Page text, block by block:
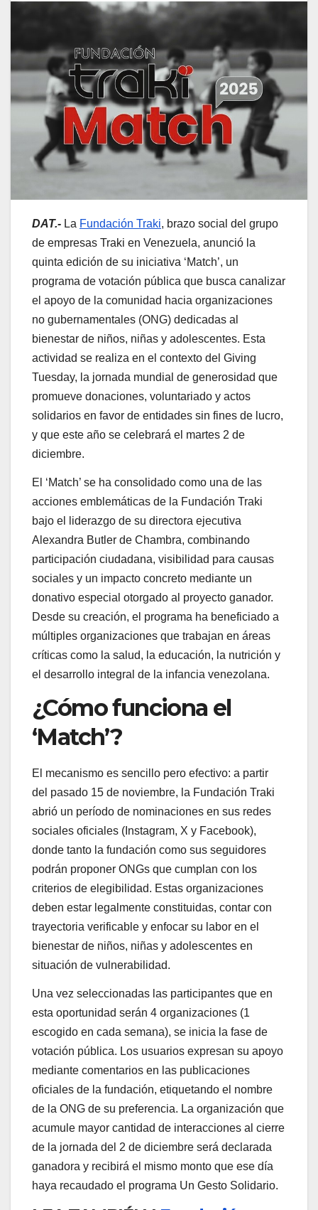
DAT.- La Fundación Traki, brazo social del grupo
de empresas Traki en Venezuela, anunció la
quinta edición de su iniciativa ‘Match’, un
programa de votación pública que busca canalizar
el apoyo de la comunidad hacia organizaciones
no gubernamentales (ONG) dedicadas al
bienestar de niños, niñas y adolescentes. Esta
actividad se realiza en el contexto del Giving
Tuesday, la jornada mundial de generosidad que
promueve donaciones, voluntariado y actos
solidarios en favor de entidades sin fines de lucro,
y que este año se celebrará el martes 2 de
diciembre.
El ‘Match’ se ha consolidado como una de las
acciones emblemáticas de la Fundación Traki
bajo el liderazgo de su directora ejecutiva
Alexandra Butler de Chambra, combinando
participación ciudadana, visibilidad para causas
sociales y un impacto concreto mediante un
donativo especial otorgado al proyecto ganador.
Desde su creación, el programa ha beneficiado a
múltiples organizaciones que trabajan en áreas
críticas como la salud, la educación, la nutrición y
el desarrollo integral de la infancia venezolana.
¿Cómo funciona el
‘Match’?
El mecanismo es sencillo pero efectivo: a partir
del pasado 15 de noviembre, la Fundación Traki
abrió un período de nominaciones en sus redes
sociales oficiales (Instagram, X y Facebook),
donde tanto la fundación como sus seguidores
podrán proponer ONGs que cumplan con los
criterios de elegibilidad. Estas organizaciones
deben estar legalmente constituidas, contar con
trayectoria verificable y enfocar su labor en el
bienestar de niños, niñas y adolescentes en
situación de vulnerabilidad.
Una vez seleccionadas las participantes que en
esta oportunidad serán 4 organizaciones (1
escogido en cada semana), se inicia la fase de
votación pública. Los usuarios expresan su apoyo
mediante comentarios en las publicaciones
oficiales de la fundación, etiquetando el nombre
de la ONG de su preferencia. La organización que
acumule mayor cantidad de interacciones al cierre
de la jornada del 2 de diciembre será declarada
ganadora y recibirá el mismo monto que ese día
haya recaudado el programa Un Gesto Solidario.